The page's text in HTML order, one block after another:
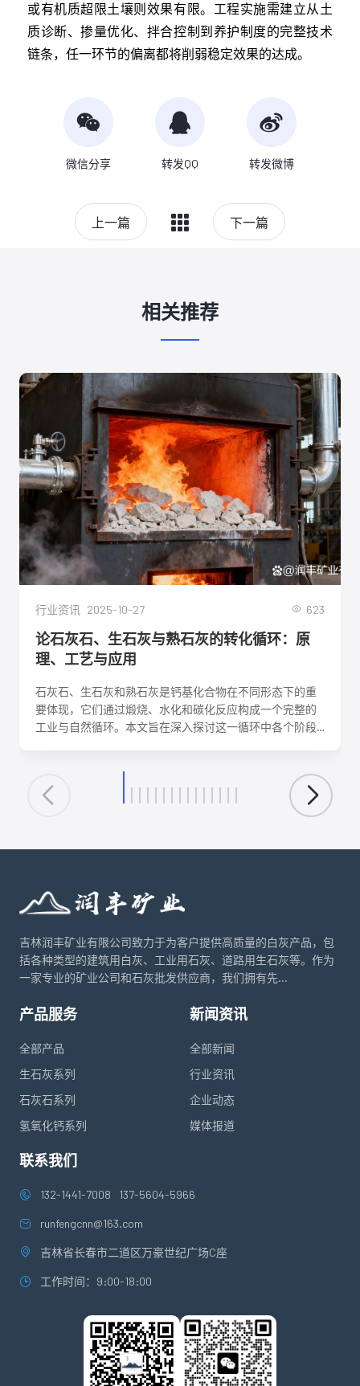
或有机质超限土壤则效果有限。工程实施需建立从土
质诊断、掺量优化、拌合控制到养护制度的完整技术
链条，任一环节的偏离都将削弱稳定效果的达成。
微信分享 转发QQ 转发微博
上一篇 下一篇
相关推荐
行业资讯 2025-10-27 623
论石灰石、生石灰与熟石灰的转化循环：原
理、工艺与应用
石灰石、生石灰和熟石灰是钙基化合物在不同形态下的重
要体现，它们通过煅烧、水化和碳化反应构成一个完整的
工业与自然循环。本文旨在深入探讨这一循环中各个阶段
优化生产工艺、降低能耗、实现资源可持续利用具有重要
意义。
吉林润丰矿业有限公司致力于为客户提供高质量的白灰产品，包
括各种类型的建筑用白灰、工业用石灰、道路用生石灰等。作为
一家专业的矿业公司和石灰批发供应商，我们拥有先...
产品服务
全部产品
生石灰系列
石灰石系列
氢氧化钙系列
新闻资讯
全部新闻
行业资讯
企业动态
媒体报道
联系我们
132-1441-7008 137-5604-5966
runfengcnn@163.com
吉林省长春市二道区万豪世纪广场C座
工作时间：9:00-18:00